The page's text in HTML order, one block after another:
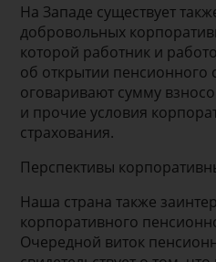
На Западе существует
добровольных
которой работник и
об открытии пенсионного
оговаривают сумму
и прочие условия
страхования.
Перспективы
Наша страна также
корпоративного
Очередной виток